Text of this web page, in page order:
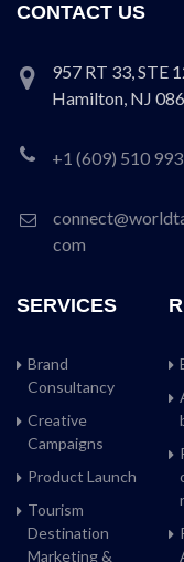
CONTACT US
957 RT 33, STE
Hamilton, NJ
+1 (609) 510
com
SERVICES
Brand
Consultancy
Creative
Campaigns
Product Launch
Tourism
Destination
Marketing &